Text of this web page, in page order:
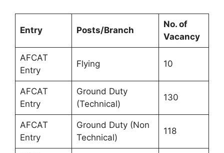
Entry Posts/Branch
No. of
Vacancy
AFCAT
Entry
Flying 10
AFCAT
Entry
Ground Duty
(Technical)
130
AFCAT
Entry
Ground Duty (Non
Technical)
118